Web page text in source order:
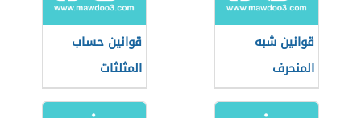
قوانين شبه
المنحرف
قوانين حساب
المثلثات